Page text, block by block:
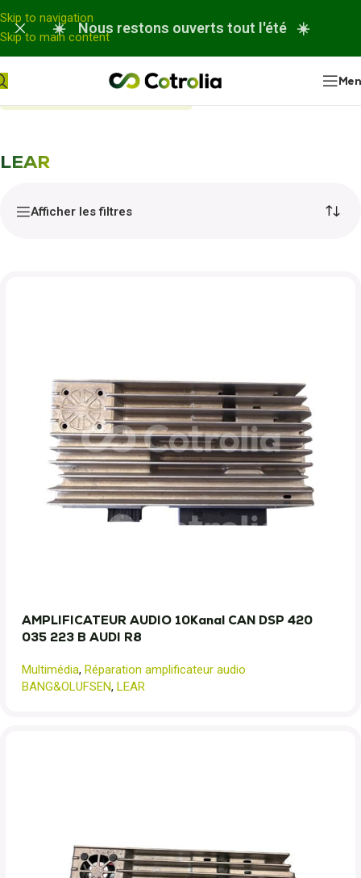
Panneau de gestion des cookies
Skip to navigation
Skip to main content
☀️ Nous restons ouverts tout l'été ☀️
LEAR
Afficher les filtres
AMPLIFICATEUR AUDIO 10Kanal CAN DSP 420
035 223 B AUDI R8
Multimédia, Réparation amplificateur audio
BANG&OLUFSEN, LEAR